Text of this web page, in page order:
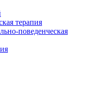
терапия
поведенческая